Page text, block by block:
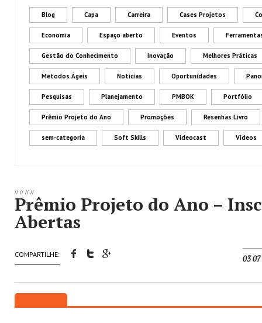
Blog Capa Carreira Cases Projetos
Economia Espaço aberto Eventos
Gestão do Conhecimento Inovação Melhores Práticas
Métodos Ágeis Notícias Oportunidades
Pesquisas Planejamento PMBOK Portfólio
Prêmio Projeto do Ano Promoções Resenhas Livro
sem-categoria Soft Skills Videocast Vídeos
// // // //
Prêmio Projeto do Ano –
Abertas
03
COMPARTILHE: